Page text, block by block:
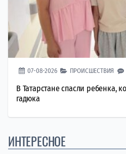
07-08-2026 ПРОИСШЕСТВИЯ
В Татарстане спасли ребенка,
гадюка
ИНТЕРЕСНОЕ